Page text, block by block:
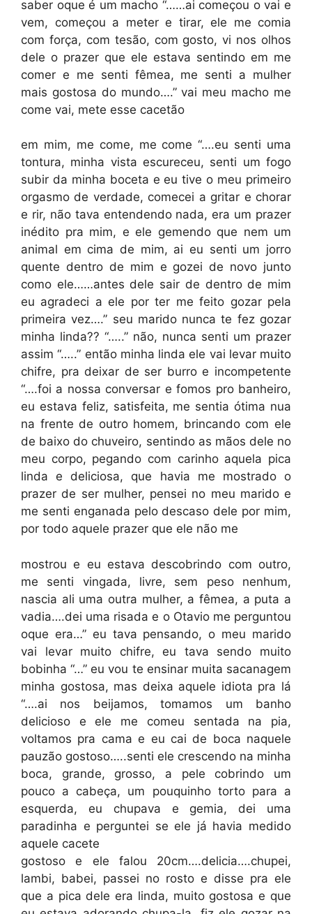
saber oque é um macho “……ai começou o vai e
vem, começou a meter e tirar, ele me comia
com força, com tesão, com gosto, vi nos olhos
dele o prazer que ele estava sentindo em me
comer e me senti fêmea, me senti a mulher
mais gostosa do mundo….” vai meu macho me
come vai, mete esse cacetão
em mim, me come, me come “….eu senti uma
tontura, minha vista escureceu, senti um fogo
subir da minha boceta e eu tive o meu primeiro
orgasmo de verdade, comecei a gritar e chorar
e rir, não tava entendendo nada, era um prazer
inédito pra mim, e ele gemendo que nem um
animal em cima de mim, ai eu senti um jorro
quente dentro de mim e gozei de novo junto
como ele……antes dele sair de dentro de mim
eu agradeci a ele por ter me feito gozar pela
primeira vez….” seu marido nunca te fez gozar
minha linda?? “…..” não, nunca senti um prazer
assim “…..” então minha linda ele vai levar muito
chifre, pra deixar de ser burro e incompetente
“….foi a nossa conversar e fomos pro banheiro,
eu estava feliz, satisfeita, me sentia ótima nua
na frente de outro homem, brincando com ele
de baixo do chuveiro, sentindo as mãos dele no
meu corpo, pegando com carinho aquela pica
linda e deliciosa, que havia me mostrado o
prazer de ser mulher, pensei no meu marido e
me senti enganada pelo descaso dele por mim,
por todo aquele prazer que ele não me
mostrou e eu estava descobrindo com outro,
me senti vingada, livre, sem peso nenhum,
nascia ali uma outra mulher, a fêmea, a puta a
vadia….dei uma risada e o Otavio me perguntou
oque era…” eu tava pensando, o meu marido
vai levar muito chifre, eu tava sendo muito
bobinha “…” eu vou te ensinar muita sacanagem
minha gostosa, mas deixa aquele idiota pra lá
“….ai nos beijamos, tomamos um banho
delicioso e ele me comeu sentada na pia,
voltamos pra cama e eu cai de boca naquele
pauzão gostoso…..senti ele crescendo na minha
boca, grande, grosso, a pele cobrindo um
pouco a cabeça, um pouquinho torto para a
esquerda, eu chupava e gemia, dei uma
paradinha e perguntei se ele já havia medido
aquele cacete
gostoso e ele falou 20cm….delicia….chupei,
lambi, babei, passei no rosto e disse pra ele
que a pica dele era linda, muito gostosa e que